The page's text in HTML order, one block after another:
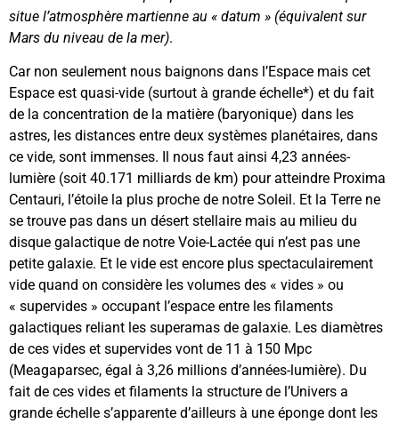
situe l’atmosphère martienne au « datum » (équivalent sur
Mars du niveau de la mer).
Car non seulement nous baignons dans l’Espace mais cet
Espace est quasi-vide (surtout à grande échelle*) et du fait
de la concentration de la matière (baryonique) dans les
astres, les distances entre deux systèmes planétaires, dans
ce vide, sont immenses. Il nous faut ainsi 4,23 années-
lumière (soit 40.171 milliards de km) pour atteindre Proxima
Centauri, l’étoile la plus proche de notre Soleil. Et la Terre ne
se trouve pas dans un désert stellaire mais au milieu du
disque galactique de notre Voie-Lactée qui n’est pas une
petite galaxie. Et le vide est encore plus spectaculairement
vide quand on considère les volumes des « vides » ou
« supervides » occupant l’espace entre les filaments
galactiques reliant les superamas de galaxie. Les diamètres
de ces vides et supervides vont de 11 à 150 Mpc
(Meagaparsec, égal à 3,26 millions d’années-lumière). Du
fait de ces vides et filaments la structure de l’Univers a
grande échelle s’apparente d’ailleurs à une éponge dont les